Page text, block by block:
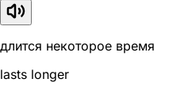
длится некоторое время
lasts longer